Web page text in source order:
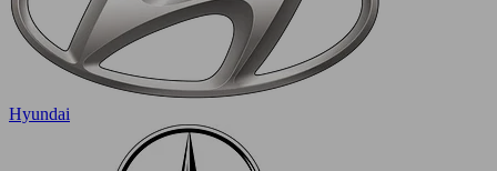
Hyundai